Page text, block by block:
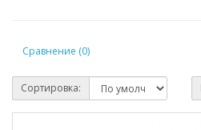
Сравнение (0)
Сортировка: